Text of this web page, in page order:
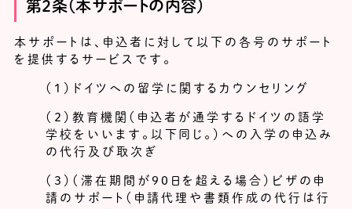
第２条（本サポートの内容）
本サポートは、申込者に対して以下の各号のサポート
を提供するサービスです。
（１）ドイツへの留学に関するカウンセリング
（２）教育機関（申込者が通学するドイツの語学
学校をいいます。以下同じ。）への入学の申込み
の代行及び取次ぎ
（３）（滞在期間が90日を超える場合）ビザの申
請のサポート（申請代理や書類作成の代行は行